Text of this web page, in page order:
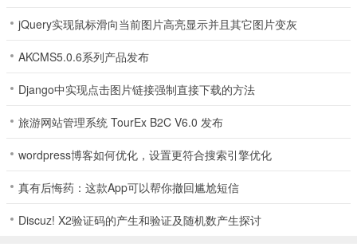
1、细致的新手教程很好的帮助玩家进行游戏，更快的上手游戏。
2、精美的游戏界面设计，让玩家可以更好的进行游戏。
3、UI分类界面非常的棒，玩家选择的时候看起来更加的便捷。
4、真人在线实时互动，平台有社交专区，方便牌友互动。
5、萌新体验有好礼、公共奖池每周汇聚惊喜多多，欢乐无限
850gema旧版本版技巧
jQuery实现鼠标滑向当前图片高亮显示并且其它图片变灰
AKCMS5.0.6系列产品发布
Django中实现点击图片链接强制直接下载的方法
旅游网站管理系统 TourEx B2C V6.0 发布
wordpress博客如何优化，设置更符合搜索引擎优化
真有后悔药：这款App可以帮你撤回尴尬短信
Discuz! X2验证码的产生和验证及随机数产生探讨